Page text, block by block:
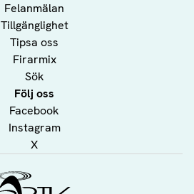
Felanmälan
Tillgänglighet
Tipsa oss
Firarmix
Sök
Följ oss
Facebook
Instagram
X